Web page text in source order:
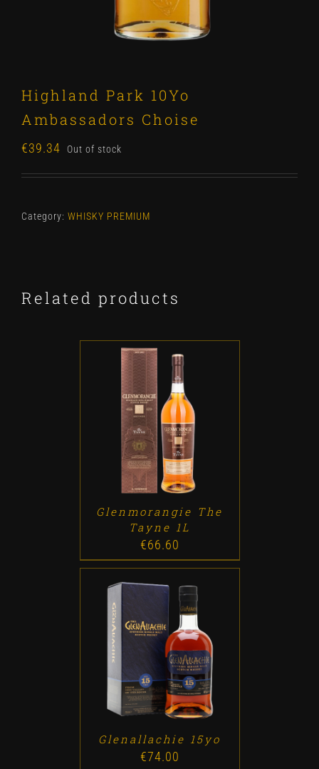
Highland Park 10Yo
Ambassadors Choise
€39.34 Out of stock
Category: WHISKY PREMIUM
Related products
ADD TO CART / DETALLES
Glenmorangie The
Tayne 1L
€66.60
ADD TO CART / DETALLES
Glenallachie 15yo
€74.00